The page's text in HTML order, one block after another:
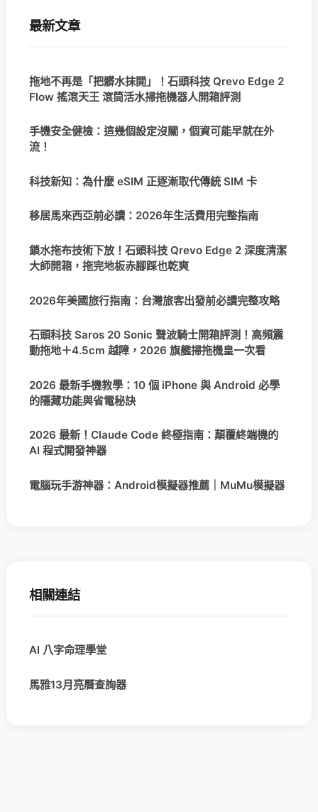
最新文章
拖地不再是「把髒水抹開」！石頭科技 Qrevo Edge 2
Flow 搖滾天王 滾筒活水掃拖機器人開箱評測
手機安全健檢：這幾個設定沒關，個資可能早就在外
流！
科技新知：為什麼 eSIM 正逐漸取代傳統 SIM 卡
移居馬來西亞前必讀：2026年生活費用完整指南
鎖水拖布技術下放！石頭科技 Qrevo Edge 2 深度清潔
大師開箱，拖完地板赤腳踩也乾爽
2026年美國旅行指南：台灣旅客出發前必讀完整攻略
石頭科技 Saros 20 Sonic 聲波騎士開箱評測！高頻震
動拖地＋4.5cm 越障，2026 旗艦掃拖機皇一次看
2026 最新手機教學：10 個 iPhone 與 Android 必學
的隱藏功能與省電秘訣
2026 最新！Claude Code 終極指南：顛覆終端機的
AI 程式開發神器
電腦玩手游神器：Android模擬器推薦｜MuMu模擬器
相關連結
AI 八字命理學堂
馬雅13月亮曆查詢器